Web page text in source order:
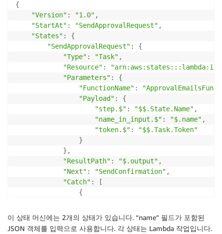
        {reject}
event [ 'name_in_input'
            approve
            reject
[ 'reject'
'Step Functions example
event 'output'
"""Hello,
            Your task was rejected: {cause}
format
                cause
            email_body
            Your task is complete.
                name
=event['output'][
)
{
"Version" : "1.0" ,
"StartAt" : "SendApprovalRequest" ,
"States" :
{
"SendApprovalRequest" :
{
"Type" : "Task" ,
"Resource" :
"Parameters" :
{
"FunctionName" :
"Payload" :
{
"step.$" : "$$.State.Name" ,
"name_in_input.$" : "$.name" ,
"token.$" :
"$$.Task.Token"
}
} ,
"ResultPath" : "$.output" ,
"Next" : "SendConfirmation" ,
"Catch" :
[
{
"ResultPath"
"$.output"
,
"Next"
"SendConfirmation"
이 상태 머신에는 2개의 상태가 있습니다. “name” 필드가 포함된
JSON 객체를 입력으로 사용합니다. 각 상태는 Lambda 작업입니다.